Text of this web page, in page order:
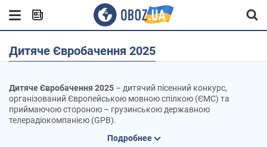
Дитяче Євробачення 2025
Дитяче Євробачення 2025 – дитячий пісенний конкурс,
організований Європейською мовною спілкою (ЄМС) та
приймаючою стороною – грузинською державною
телерадіокомпанією (GPB).
Коли і де відбудеться Дитяче Євробачення 2025
Подробнее